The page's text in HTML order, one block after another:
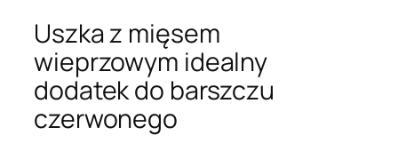
Uszka z mięsem
wieprzowym idealny
dodatek do barszczu
czerwonego